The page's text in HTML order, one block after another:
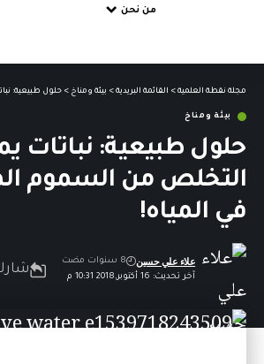
من نحن
مجلة نقطة العلمية > القائمة البريدية > بيئة ومناخ > حلول طبيعية:
بيئة ومناخ
حلول طبيعية: نباتات
التخلص من السموم
في المياه!
آخر تحديث: 16 أكتوبر,2018 10:31 م
علاء علي حسين 8 سنوات مضت